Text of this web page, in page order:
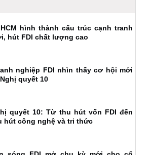
hình thành cấu trúc cạnh tranh
hút FDI chất lượng cao
nghiệp FDI nhìn thấy cơ hội mới
quyết 10
quyết 10: Từ thu hút vốn FDI đến
hút công nghệ và tri thức